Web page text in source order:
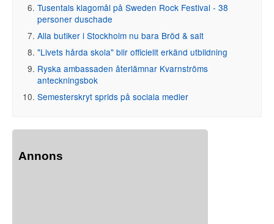
Tusentals klagomål på Sweden Rock Festival - 38
personer duschade
Alla butiker i Stockholm nu bara Bröd & salt
"Livets hårda skola" blir officiellt erkänd utbildning
Ryska ambassaden återlämnar Kvarnströms
anteckningsbok
Semesterskryt sprids på sociala medier
Annons